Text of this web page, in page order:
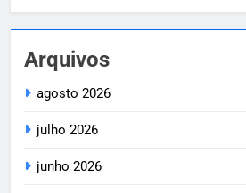
Arquivos
agosto 2026
julho 2026
junho 2026